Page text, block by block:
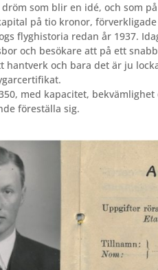
som blir en idé, och som
på tio kronor,
flyghistoria redan år 1937.
och besökare att på ett
och bara det är ju
med kapacitet,
föreställa sig.